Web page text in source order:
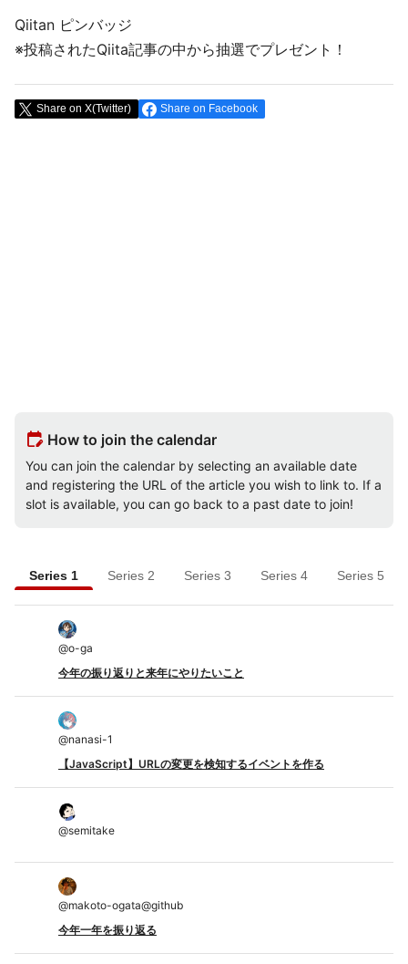
Qiitan ピンバッジ
※投稿されたQiita記事の中から抽選でプレゼント！
Share on X(Twitter) Share on Facebook
edit_calendar How to join the calendar
You can join the calendar by selecting an available date
and registering the URL of the article you wish to link to. If a
slot is available, you can go back to a past date to join!
Series 1 Series 2 Series 3 Series 4 Series 5
@o-ga
今年の振り返りと来年にやりたいこと
@nanasi-1
【JavaScript】URLの変更を検知するイベントを作る
@semitake
@makoto-ogata@github
今年一年を振り返る